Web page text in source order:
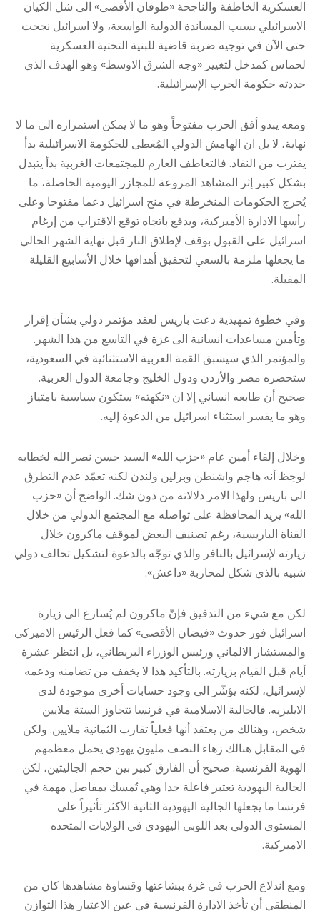
العسكرية الخاطفة والناجحة «طوفان الأقصى» الى شل الكيان
الاسرائيلي بسبب المساندة الدولية الواسعة، ولا اسرائيل نجحت
حتى الآن في توجيه ضربة قاضية للبنية التحتية العسكرية
لحماس كمدخل لتغيير «وجه الشرق الاوسط» وهو الهدف الذي
حددته حكومة الحرب الإسرائيلية.
ومعه يبدو أفق الحرب مفتوحاً وهو ما لا يمكن استمراره الى ما لا
نهاية، لا بل ان الهامش الدولي المُعطى للحكومة الاسرائيلية بدأ
يقترب من النفاد. فالتعاطف العارم للمجتمعات الغربية بدأ يتبدل
بشكل كبير إثر المشاهد المروعة للمجازر اليومية الحاصلة، ما
يُحرج الحكومات المنخرطة في منح اسرائيل دعما مفتوحا وعلى
رأسها الادارة الأميركية، ويدفع باتجاه توقع الاقتراب من إرغام
اسرائيل على القبول بوقف لإطلاق النار قبل نهاية الشهر الحالي
ما يجعلها ملزمة بالسعي لتحقيق أهدافها خلال الأسابيع القليلة
المقبلة.
وفي خطوة تمهيدية دعت باريس لعقد مؤتمر دولي بشأن إقرار
وتأمين مساعدات انسانية الى غزة في التاسع من هذا الشهر.
والمؤتمر الذي سيسبق القمة العربية الاستثنائية في السعودية،
ستحضره مصر والأردن ودول الخليج وجامعة الدول العربية.
صحيح أن طابعه انساني إلا ان «نكهته» ستكون سياسية بامتياز
وهو ما يفسر استثناء اسرائيل من الدعوة إليه.
وخلال إلقاء أمين عام «حزب الله» السيد حسن نصر الله لخطابه
لوحِظ أنه هاجم واشنطن وبرلين ولندن لكنه تعمّد عدم التطرق
الى باريس ولهذا الامر دلالاته من دون شك. الواضح أن «حزب
الله» يريد المحافظة على تواصله مع المجتمع الدولي من خلال
القناة الباريسية، رغم تصنيف البعض لموقف ماكرون خلال
زيارته لإسرائيل بالنافر والذي توجّه بالدعوة لتشكيل تحالف دولي
شبيه بالذي شكل لمحاربة «داعش».
لكن مع شيء من التدقيق فإنّ ماكرون لم يُسارع الى زيارة
اسرائيل فور حدوث «فيضان الأقصى» كما فعل الرئيس الاميركي
والمستشار الالماني ورئيس الوزراء البريطاني، بل انتظر عشرة
أيام قبل القيام بزيارته. بالتأكيد هذا لا يخفف من تضامنه ودعمه
لإسرائيل، لكنه يؤشّر الى وجود حسابات أخرى موجودة لدى
الايليزيه. فالجالية الاسلامية في فرنسا تتجاوز الستة ملايين
شخص، وهنالك من يعتقد أنها فعلياً تقارب الثمانية ملايين. ولكن
في المقابل هنالك زهاء النصف مليون يهودي يحمل معظمهم
الهوية الفرنسية. صحيح أن الفارق كبير بين حجم الجاليتين، لكن
الجالية اليهودية تعتبر فاعلة جدا وهي تُمسك بمفاصل مهمة في
فرنسا ما يجعلها الجالية اليهودية الثانية الأكثر تأثيراً على
المستوى الدولي بعد اللوبي اليهودي في الولايات المتحده
الاميركية.
ومع اندلاع الحرب في غزة ببشاعتها وقساوة مشاهدها كان من
المنطقي أن تأخذ الادارة الفرنسية في عين الاعتبار ه‍ذا التوازن